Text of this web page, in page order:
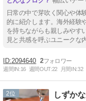
日常の中で芽吹く関心や体
的に紹介します。海外経験
を持ちながらも親しみやす
見と共感を呼ぶユニークな
2094640 2
週間IN:16 週間OUT:22 月間IN:32
2